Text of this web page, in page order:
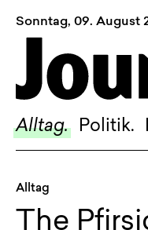
Sonntag, 09. August
Alltag. Politik.
Sagt,
Alltag
The